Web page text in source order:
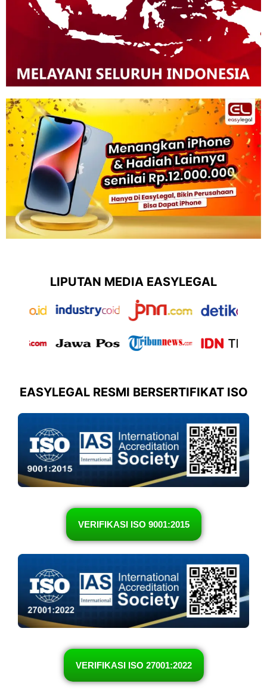
LIPUTAN MEDIA EASYLEGAL
EASYLEGAL RESMI BERSERTIFIKAT ISO
VERIFIKASI ISO 9001:2015
VERIFIKASI ISO 27001:2022